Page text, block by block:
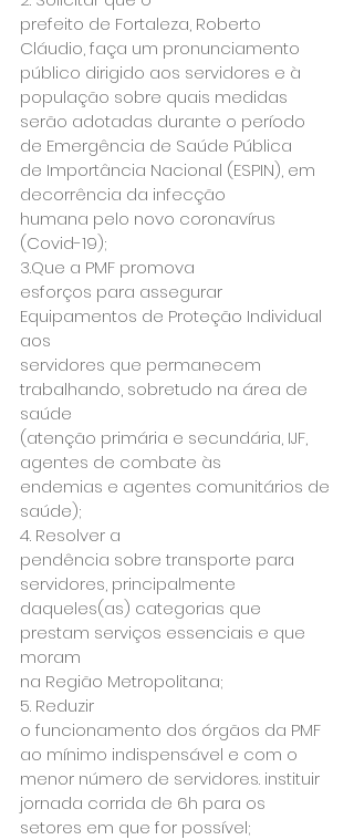
prefeito de Fortaleza, Roberto
Cláudio, faça um pronunciamento
público dirigido aos servidores e à
população sobre quais medidas
serão adotadas durante o período
de Emergência de Saúde Pública
de Importância Nacional (ESPIN), em
decorrência da infecção
humana pelo novo coronavírus
(Covid-19);
3.Que a PMF promova
esforços para assegurar
Equipamentos de Proteção Individual
aos
servidores que permanecem
trabalhando, sobretudo na área de
saúde
(atenção primária e secundária, IJF,
agentes de combate às
endemias e agentes comunitários de
saúde);
4. Resolver a
pendência sobre transporte para
servidores, principalmente
daqueles(as) categorias que
prestam serviços essenciais e que
moram
na Região Metropolitana;
5. Reduzir
o funcionamento dos órgãos da PMF
ao mínimo indispensável e com o
menor número de servidores. instituir
jornada corrida de 6h para os
setores em que for possível;